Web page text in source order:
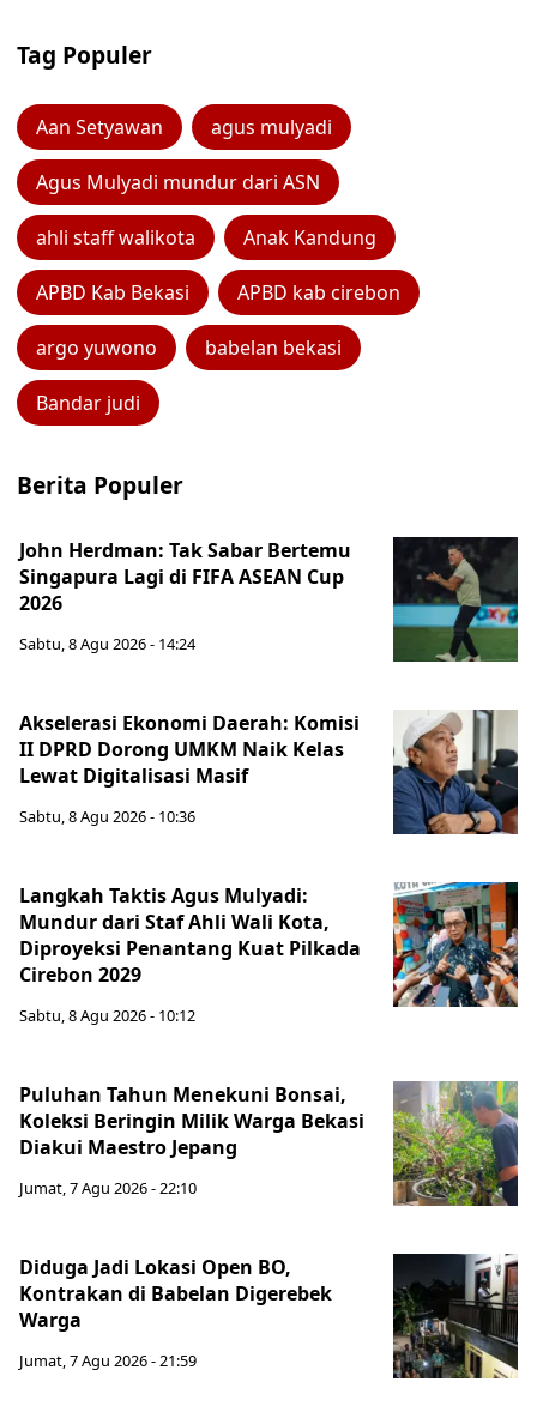
Tag Populer
Aan Setyawan agus mulyadi
Agus Mulyadi mundur dari ASN
ahli staff walikota Anak Kandung
APBD Kab Bekasi APBD kab cirebon
argo yuwono babelan bekasi
Bandar judi
Berita Populer
John Herdman: Tak Sabar Bertemu
Singapura Lagi di FIFA ASEAN Cup
2026
Sabtu, 8 Agu 2026 - 14:24
Akselerasi Ekonomi Daerah: Komisi
II DPRD Dorong UMKM Naik Kelas
Lewat Digitalisasi Masif
Sabtu, 8 Agu 2026 - 10:36
Langkah Taktis Agus Mulyadi:
Mundur dari Staf Ahli Wali Kota,
Diproyeksi Penantang Kuat Pilkada
Cirebon 2029
Sabtu, 8 Agu 2026 - 10:12
Puluhan Tahun Menekuni Bonsai,
Koleksi Beringin Milik Warga Bekasi
Diakui Maestro Jepang
Jumat, 7 Agu 2026 - 22:10
Diduga Jadi Lokasi Open BO,
Kontrakan di Babelan Digerebek
Warga
Jumat, 7 Agu 2026 - 21:59